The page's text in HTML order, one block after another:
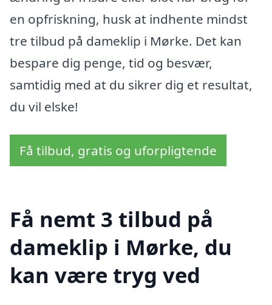
en opfriskning, husk at indhente mindst
tre tilbud på dameklip i Mørke. Det kan
bespare dig penge, tid og besvær,
samtidig med at du sikrer dig et resultat,
du vil elske!
Få tilbud, gratis og uforpligtende
Få nemt 3 tilbud på
dameklip i Mørke, du
kan være tryg ved